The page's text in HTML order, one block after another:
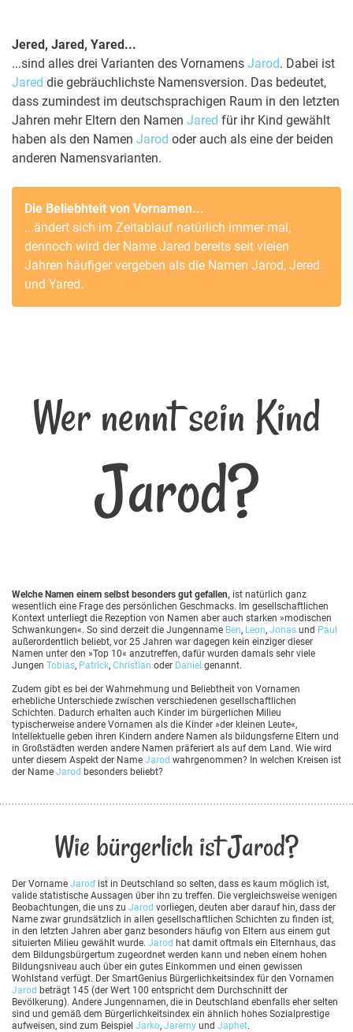
Jered, Jared, Yared...
...sind alles drei Varianten des Vornamens Jarod. Dabei ist
Jared die gebräuchlichste Namensversion. Das bedeutet,
dass zumindest im deutschsprachigen Raum in den letzten
Jahren mehr Eltern den Namen Jared für ihr Kind gewählt
haben als den Namen Jarod oder auch als eine der beiden
anderen Namensvarianten.
Die Beliebhteit von Vornamen...
...ändert sich im Zeitablauf natürlich immer mal,
dennoch wird der Name Jared bereits seit vielen
Jahren häufiger vergeben als die Namen Jarod, Jered
und Yared.
Wer nennt sein Kind
Jarod?
Welche Namen einem selbst besonders gut gefallen, ist natürlich ganz
wesentlich eine Frage des persönlichen Geschmacks. Im gesellschaftlichen
Kontext unterliegt die Rezeption von Namen aber auch starken »modischen
Schwankungen«. So sind derzeit die Jungenname Ben, Leon, Jonas und Paul
außerordentlich beliebt, vor 25 Jahren war dagegen kein einziger dieser
Namen unter den »Top 10« anzutreffen, dafür wurden damals sehr viele
Jungen Tobias, Patrick, Christian oder Daniel genannt.
Zudem gibt es bei der Wahrnehmung und Beliebtheit von Vornamen
erhebliche Unterschiede zwischen verschiedenen gesellschaftlichen
Schichten. Dadurch erhalten auch Kinder im bürgerlichen Milieu
typischerweise andere Vornamen als die Kinder »der kleinen Leute«,
Intellektuelle geben ihren Kindern andere Namen als bildungsferne Eltern und
in Großstädten werden andere Namen präferiert als auf dem Land. Wie wird
unter diesem Aspekt der Name Jarod wahrgenommen? In welchen Kreisen ist
der Name Jarod besonders beliebt?
Wie bürgerlich ist Jarod?
Der Vorname Jarod ist in Deutschland so selten, dass es kaum möglich ist,
valide statistische Aussagen über ihn zu treffen. Die vergleichsweise wenigen
Beobachtungen, die uns zu Jarod vorliegen, deuten aber darauf hin, dass der
Name zwar grundsätzlich in allen gesellschaftlichen Schichten zu finden ist,
in den letzten Jahren aber ganz besonders häufig von Eltern aus einem gut
situierten Milieu gewählt wurde. Jarod hat damit oftmals ein Elternhaus, das
dem Bildungsbürgertum zugeordnet werden kann und neben einem hohen
Bildungsniveau auch über ein gutes Einkommen und einen gewissen
Wohlstand verfügt. Der SmartGenius Bürgerlichkeitsindex für den Vornamen
Jarod beträgt 145 (der Wert 100 entspricht dem Durchschnitt der
Bevölkerung). Andere Jungennamen, die in Deutschland ebenfalls eher selten
sind und gemäß dem Bürgerlichkeitsindex ein ähnlich hohes Sozialprestige
aufweisen, sind zum Beispiel Jarko, Jaremy und Japhet.